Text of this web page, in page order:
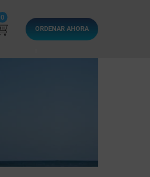
0
ORDENAR AHORA